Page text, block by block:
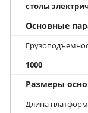
столы
Основные
1000
Размеры
Длина